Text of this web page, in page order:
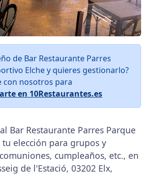
de Bar Restaurante Parres
Elche y quieres gestionarlo?
con nosotros para
en 10Restaurantes.es
Bar Restaurante Parres Parque
elección para grupos y
cumpleaños, etc., en
de l'Estació, 03202 Elx,